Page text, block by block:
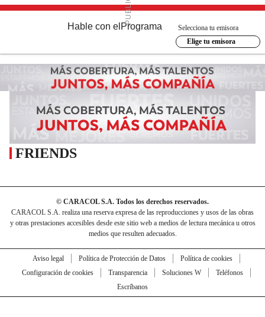
Hable con el Programa
Selecciona tu emisora
Elige tu emisora
FRIENDS
© CARACOL S.A. Todos los derechos reservados.
CARACOL S.A. realiza una reserva expresa de las reproducciones y usos de las obras
y otras prestaciones accesibles desde este sitio web a medios de lectura mecánica u otros
medios que resulten adecuados.
Aviso legal Política de Protección de Datos
Política de cookies
Configuración de cookies
Transparencia Soluciones W
Teléfonos
Escríbanos